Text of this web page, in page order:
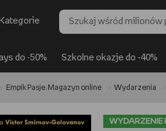
Kategorie
do -50% Szkolne okazje do -40%
Empik Pasje. Magazyn online Wydarzenia
WYDARZENIE